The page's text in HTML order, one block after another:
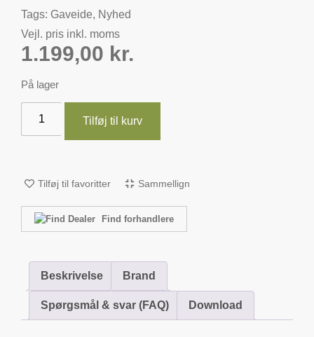
Tags: Gaveide, Nyhed
Vejl. pris inkl. moms
1.199,00 kr.
På lager
Tilføj til kurv
Tilføj til favoritter Sammellign
Find forhandlere
Beskrivelse Brand
Spørgsmål & svar (FAQ) Download